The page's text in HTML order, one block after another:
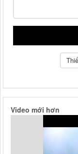
Video mới hơn